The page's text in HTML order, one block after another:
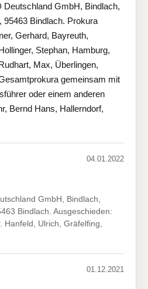
Deutschland GmbH, Bindlach,
95463 Bindlach. Prokura
Gerhard, Bayreuth,
Stephan, Hamburg,
Max, Überlingen,
gemeinsam mit
oder einem anderen
Bernd Hans, Hallerndorf,
04.01.2022
GmbH, Bindlach,
Bindlach. Ausgeschieden:
Hanfeld, Ulrich, Gräfelfing,
01.12.2021